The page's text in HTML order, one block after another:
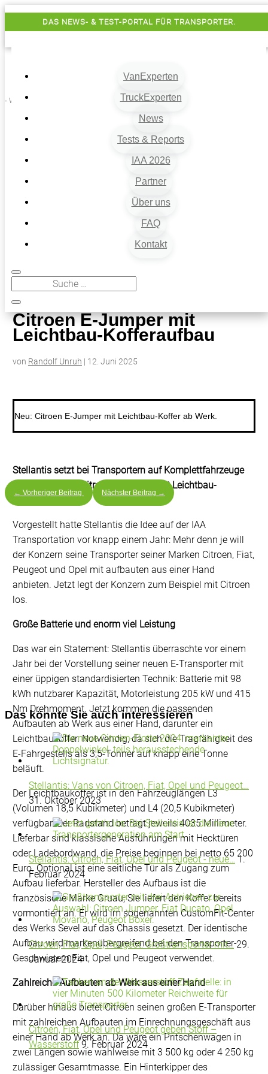
DAS NEWS- & TEST-PORTAL FÜR TRANSPORTER.
VanExperten
TruckExperten
News
Tests & Reports
IAA 2026
Partner
Über uns
FAQ
Kontakt
- Werbung -
9
Citroen E-Jumper mit Leichtbau-Kofferaufbau
Citroen E-Jumper mit
Leichtbau-Kofferaufbau
von Randolf Unruh | 12. Juni 2025
Neu: Citroen E-Jumper mit Leichtbau-Koffer ab Werk.
Stellantis setzt bei Transportern auf Komplettfahrzeuge
aus einer Hand. Citroen E-Jumper mit Leichtbau-
Vorgestellt hatte Stellantis die Idee auf der IAA
Transportation vor knapp einem Jahr: Mehr denn je will
der Konzern seine Transporter seiner Marken Citroen, Fiat,
Peugeot und Opel mit aufbauten aus einer Hand
anbieten. Jetzt legt der Konzern zum Beispiel mit Citroen
los.
Große Batterie und enorm viel Leistung
Das war ein Statement: Stellantis überraschte vor einem
Jahr bei der Vorstellung seiner neuen E-Transporter mit
einer üppigen standardisierten Technik: Batterie mit 98
kWh nutzbarer Kapazität, Motorleistung 205 kW und 415
Nm Drehmoment. Jetzt kommen die passenden
Aufbauten ab Werk aus einer Hand, darunter ein
Leichtbaukoffer. Notwendig, da sich die Tragfähigkeit des
E-Fahrgestells als 3,5-Tonner auf knapp eine Tonne
beläuft.
Der Leichtbaukoffer ist in den Fahrzeuglängen L3
(Volumen 18,5 Kubikmeter) und L4 (20,5 Kubikmeter)
verfügbar. Der Radstand beträgt jeweils 4035 Millimeter.
Lieferbar sind klassische Ausführungen mit Hecktüren
oder Ladebordwand, die Preise beginnen bei netto 65 200
Euro. Optional ist eine seitliche Tür als Zugang zum
Aufbau lieferbar. Hersteller des Aufbaus ist die
französische Marke Gruau, Sie liefert den Koffer bereits
vormontiert an. Er wird im sogenannten CustomFit-Center
des Werks Sevel auf das Chassis gesetzt. Der identische
Aufbau wird markenübergreifend bei den Transporter-
Geschwistern Fiat, Opel und Peugeot verwendet.
Zahlreiche Aufbauten ab Werk aus einer Hand
Darüber hinaus bietet Citroen seinen großen E-Transporter
mit zahlreichen Aufbauten im Einrechnungsgeschäft aus
einer Hand ab Werk an. Da wäre ein Pritschenwagen in
zwei Längen sowie wahlweise mit 3 500 kg oder 4 250 kg
zulässiger Gesamtmasse. Ein Hinterkipper des
← Vorheriger Beitrag Nächster Beitrag →
Das könnte Sie auch interessieren
Stellantis: Vans von Citroen, Fiat, Opel und Peugeot…
31. Oktober 2023
Stellantis: Citroen, Fiat, Opel und Peugeot - neue… 1.
Februar 2024
Citroen, Fiat, Opel, Peugeot: Großtransporter mit…29.
Januar 2024
Citroen, Fiat, Opel und Peugeot geben Stoff –
Wasserstoff9. Februar 2024